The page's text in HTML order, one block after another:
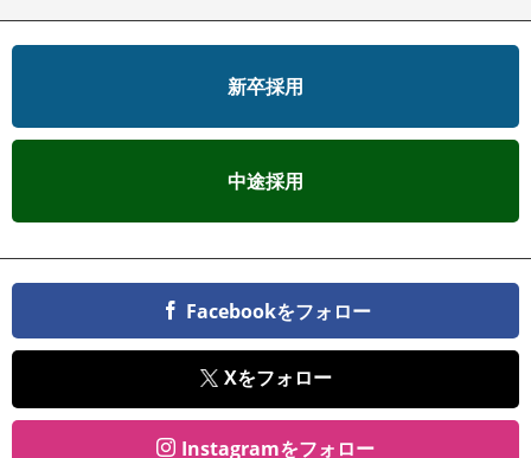
新卒採用
中途採用
Facebookをフォロー
Xをフォロー
Instagramをフォロー